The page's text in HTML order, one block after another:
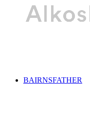
BAIRNSFATHER